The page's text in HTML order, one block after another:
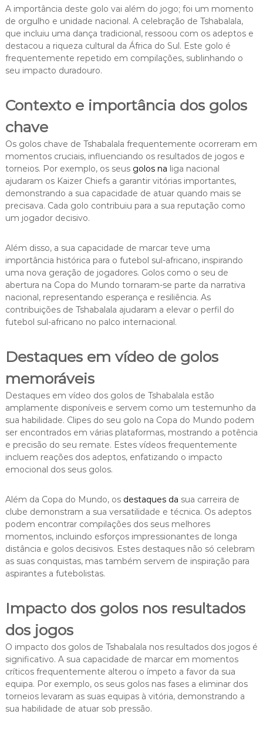
A importância deste golo vai além do jogo; foi um momento
de orgulho e unidade nacional. A celebração de Tshabalala,
que incluiu uma dança tradicional, ressoou com os adeptos e
destacou a riqueza cultural da África do Sul. Este golo é
frequentemente repetido em compilações, sublinhando o
seu impacto duradouro.
Contexto e importância dos golos
chave
Os golos chave de Tshabalala frequentemente ocorreram em
momentos cruciais, influenciando os resultados de jogos e
torneios. Por exemplo, os seus golos na liga nacional
ajudaram os Kaizer Chiefs a garantir vitórias importantes,
demonstrando a sua capacidade de atuar quando mais se
precisava. Cada golo contribuiu para a sua reputação como
um jogador decisivo.
Além disso, a sua capacidade de marcar teve uma
importância histórica para o futebol sul-africano, inspirando
uma nova geração de jogadores. Golos como o seu de
abertura na Copa do Mundo tornaram-se parte da narrativa
nacional, representando esperança e resiliência. As
contribuições de Tshabalala ajudaram a elevar o perfil do
futebol sul-africano no palco internacional.
Destaques em vídeo de golos
memoráveis
Destaques em vídeo dos golos de Tshabalala estão
amplamente disponíveis e servem como um testemunho da
sua habilidade. Clipes do seu golo na Copa do Mundo podem
ser encontrados em várias plataformas, mostrando a potência
e precisão do seu remate. Estes vídeos frequentemente
incluem reações dos adeptos, enfatizando o impacto
emocional dos seus golos.
Além da Copa do Mundo, os destaques da sua carreira de
clube demonstram a sua versatilidade e técnica. Os adeptos
podem encontrar compilações dos seus melhores
momentos, incluindo esforços impressionantes de longa
distância e golos decisivos. Estes destaques não só celebram
as suas conquistas, mas também servem de inspiração para
aspirantes a futebolistas.
Impacto dos golos nos resultados
dos jogos
O impacto dos golos de Tshabalala nos resultados dos jogos é
significativo. A sua capacidade de marcar em momentos
críticos frequentemente alterou o ímpeto a favor da sua
equipa. Por exemplo, os seus golos nas fases a eliminar dos
torneios levaram as suas equipas à vitória, demonstrando a
sua habilidade de atuar sob pressão.